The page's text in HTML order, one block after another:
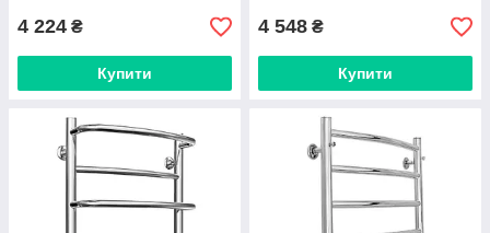
4 224 ₴
Купити
4 548 ₴
Купити